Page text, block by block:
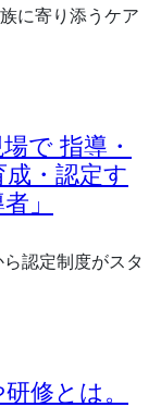
で 指導・
・認定す
」
修とは。